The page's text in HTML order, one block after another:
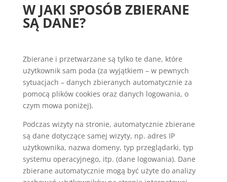
W JAKI SPOSÓB ZBIERANE
SĄ DANE?
Zbierane i przetwarzane są tylko te dane, które
użytkownik sam poda (za wyjątkiem – w pewnych
sytuacjach – danych zbieranych automatycznie za
pomocą plików cookies oraz danych logowania, o
czym mowa poniżej).
Podczas wizyty na stronie, automatycznie zbierane
są dane dotyczące samej wizyty, np. adres IP
użytkownika, nazwa domeny, typ przeglądarki, typ
systemu operacyjnego, itp. (dane logowania). Dane
zbierane automatycznie mogą być użyte do analizy